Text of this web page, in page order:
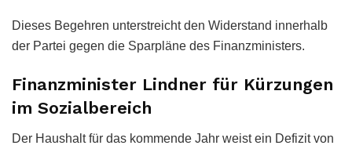
Dieses Begehren unterstreicht den Widerstand innerhalb
der Partei gegen die Sparpläne des Finanzministers.
Finanzminister Lindner für Kürzungen
im Sozialbereich
Der Haushalt für das kommende Jahr weist ein Defizit von